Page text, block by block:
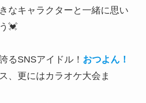
なキャラクターと一緒に思い
💓
るSNSアイドル！ おつよん！
、更にはカラオケ大会ま